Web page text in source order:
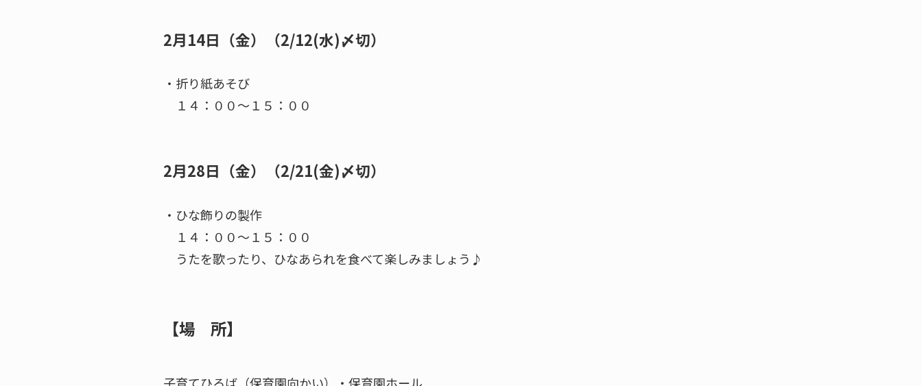
2月14日（金）（2/12(水)〆切）
・折り紙あそび
１４：００～１５：００
2月28日（金）（2/21(金)〆切）
・ひな飾りの製作
１４：００～１５：００
うたを歌ったり、ひなあられを食べて楽しみましょう♪
【場 所】
子育てひろば（保育園向かい）・保育園ホール